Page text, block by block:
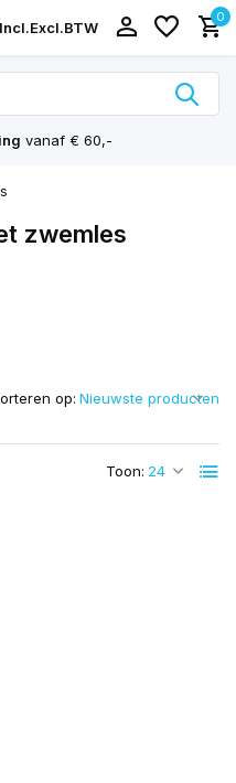
Incl.Excl.BTW
0
vanaf € 60,-
zwemles
Toon:
op: